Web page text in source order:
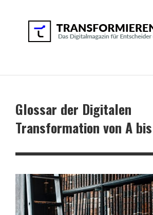
Glossar der Digitalen
Transformation von A